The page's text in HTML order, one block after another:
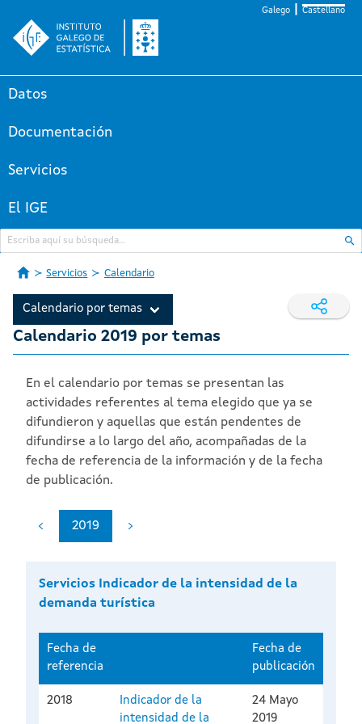
Galego Castellano
Datos
Documentación
Servicios
El IGE
Servicios Calendario
Calendario por temas
Calendario 2019 por temas
En el calendario por temas se presentan las
actividades referentes al tema elegido que ya se
difundieron y aquellas que están pendentes de
difundirse a lo largo del año, acompañadas de la
fecha de referencia de la información y de la fecha
de publicación.
2019
Servicios Indicador de la intensidad de la
demanda turística
Fecha de
referencia
Fecha de
publicación
2018
Indicador de la
intensidad de la
24 Mayo
2019